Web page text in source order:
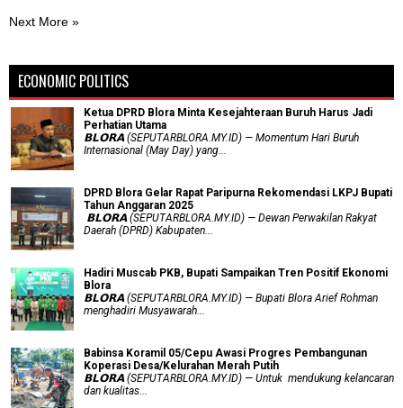
Next More »
ECONOMIC POLITICS
Ketua DPRD Blora Minta Kesejahteraan Buruh Harus Jadi
Perhatian Utama
​𝗕𝗟𝗢𝗥𝗔 (SEPUTARBLORA.MY.ID) — Momentum Hari Buruh
Internasional (May Day) yang...
DPRD Blora Gelar Rapat Paripurna Rekomendasi LKPJ Bupati
Tahun Anggaran 2025
‎ 𝗕𝗟𝗢𝗥𝗔 (SEPUTARBLORA.MY.ID) — Dewan Perwakilan Rakyat
Daerah (DPRD) Kabupaten...
Hadiri Muscab PKB, Bupati Sampaikan Tren Positif Ekonomi
Blora
𝗕𝗟𝗢𝗥𝗔 (SEPUTARBLORA.MY.ID) — Bupati Blora Arief Rohman
menghadiri Musyawarah...
Babinsa Koramil 05/Cepu Awasi Progres Pembangunan
Koperasi Desa/Kelurahan Merah Putih
𝗕𝗟𝗢𝗥𝗔 (SEPUTARBLORA.MY.ID) — Untuk mendukung kelancaran
dan kualitas...